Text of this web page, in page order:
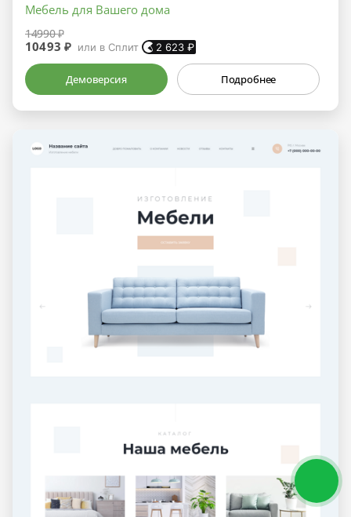
Мебель для Вашего дома
14990 ₽
10493 ₽ или в Сплит 2 623 ₽
Демоверсия Подробнее